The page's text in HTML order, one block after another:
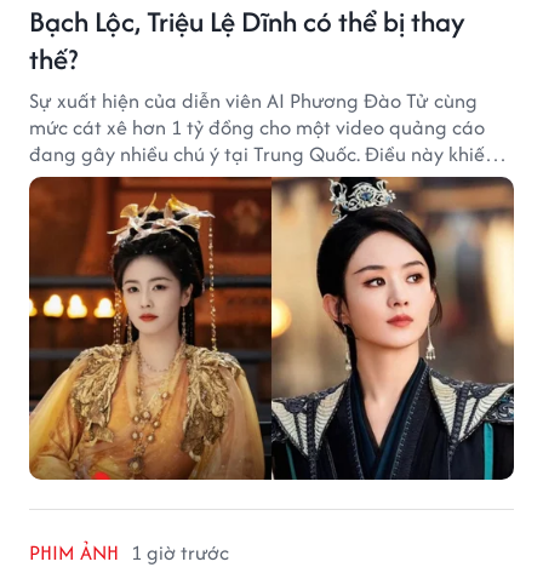
Bạch Lộc, Triệu Lệ Dĩnh có thể bị thay
thế?
Sự xuất hiện của diễn viên AI Phương Đào Tử cùng
mức cát xê hơn 1 tỷ đồng cho một video quảng cáo
đang gây nhiều chú ý tại Trung Quốc. Điều này khiến
không ít người đặt câu hỏi liệu những ngôi sao hàng
đầu như Bạch Lộc, Triệu Lệ Dĩnh có thể bị thay thế
trong tương lai.
PHIM ẢNH 1 giờ trước